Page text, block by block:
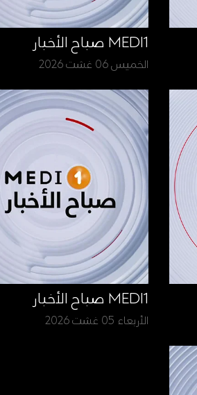
MEDI1 صباح الأخبار
الخميس 06 غشت 2026
MEDI1 صباح الأخبار
الأربعاء 05 غشت 2026